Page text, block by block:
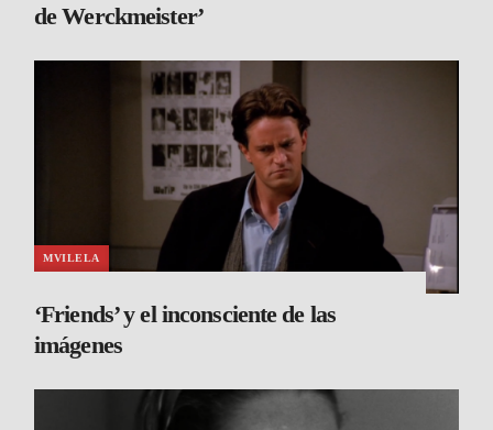
de Werckmeister’
MVILELA
‘Friends’ y el inconsciente de las
imágenes